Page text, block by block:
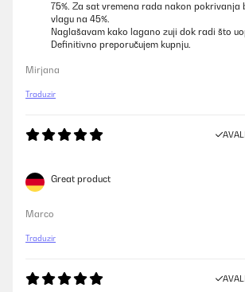
Usuario/a de amazon
75%. Za sat vremena rada nakon pokrivanja
vlagu na 45%.
Naglašavam kako lagano zuji dok radi što
Definitivno preporučujem kupnju.
Mirjana
Traduzir
Great product
Marco
Traduzir